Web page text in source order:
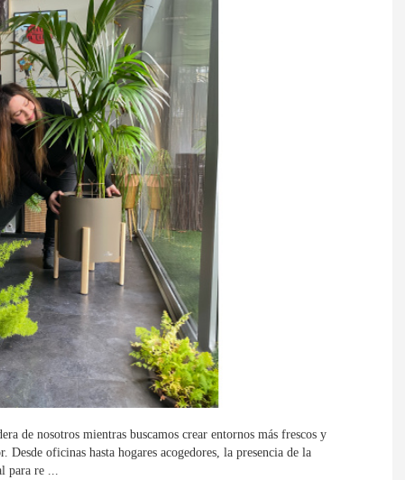
de nosotros mientras buscamos crear entornos más frescos y
Desde oficinas hasta hogares acogedores, la presencia de la
para re ...